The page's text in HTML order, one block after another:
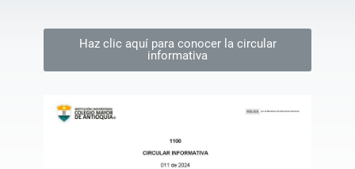
Haz clic aquí para conocer la circular
informativa